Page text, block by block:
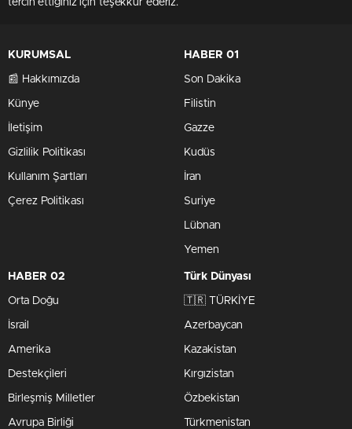
tercih ettiğiniz için teşekkür ederiz.
KURUMSAL
📰 Hakkımızda
Künye
İletişim
Gizlilik Politikası
Kullanım Şartları
Çerez Politikası
HABER 01
Son Dakika
Filistin
Gazze
Kudüs
İran
Suriye
Lübnan
Yemen
HABER 02
Orta Doğu
İsrail
Amerika
Destekçileri
Birleşmiş Milletler
Avrupa Birliği
Türk Dünyası
🇹🇷 TÜRKİYE
Azerbaycan
Kazakistan
Kırgızistan
Özbekistan
Türkmenistan